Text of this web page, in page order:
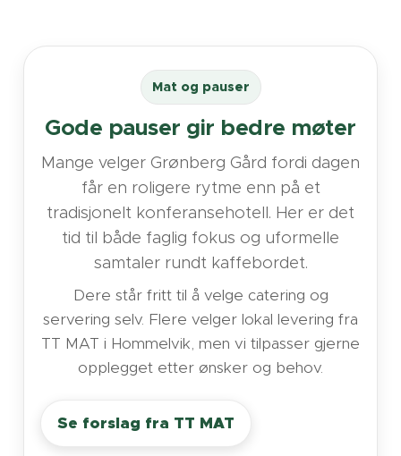
Mat og pauser
Gode pauser gir bedre møter
Mange velger Grønberg Gård fordi dagen
får en roligere rytme enn på et
tradisjonelt konferansehotell. Her er det
tid til både faglig fokus og uformelle
samtaler rundt kaffebordet.
Dere står fritt til å velge catering og
servering selv. Flere velger lokal levering fra
TT MAT i Hommelvik, men vi tilpasser gjerne
opplegget etter ønsker og behov.
Se forslag fra TT MAT